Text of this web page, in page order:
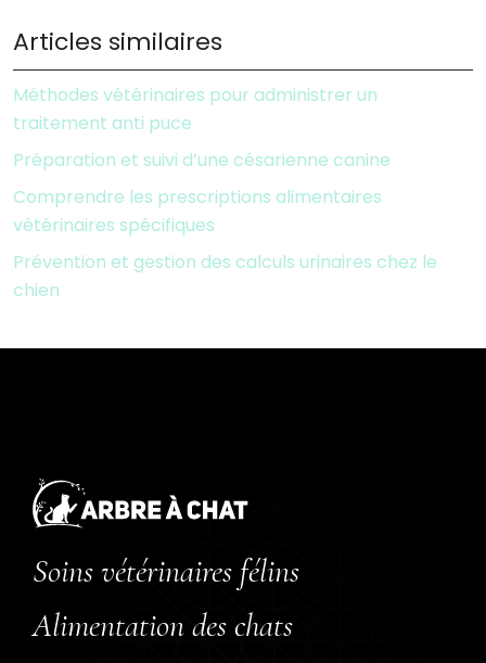
Articles similaires
Méthodes vétérinaires pour administrer un
traitement anti puce
Préparation et suivi d’une césarienne canine
Comprendre les prescriptions alimentaires
vétérinaires spécifiques
Prévention et gestion des calculs urinaires chez le
chien
Soins vétérinaires félins
Alimentation des chats